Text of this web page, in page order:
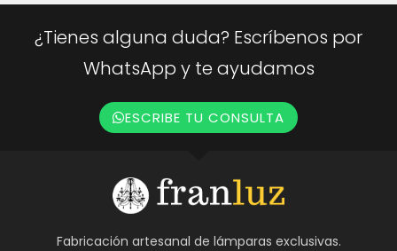
¿Tienes alguna duda? Escríbenos por
WhatsApp y te ayudamos
ESCRIBE TU CONSULTA
Fabricación artesanal de lámparas exclusivas.